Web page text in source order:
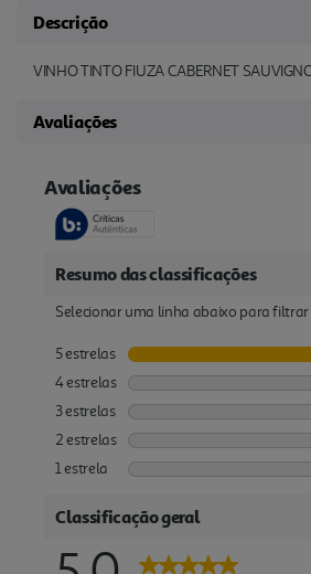
Descrição
VINHO TINTO FIUZA CABERNET
Avaliações